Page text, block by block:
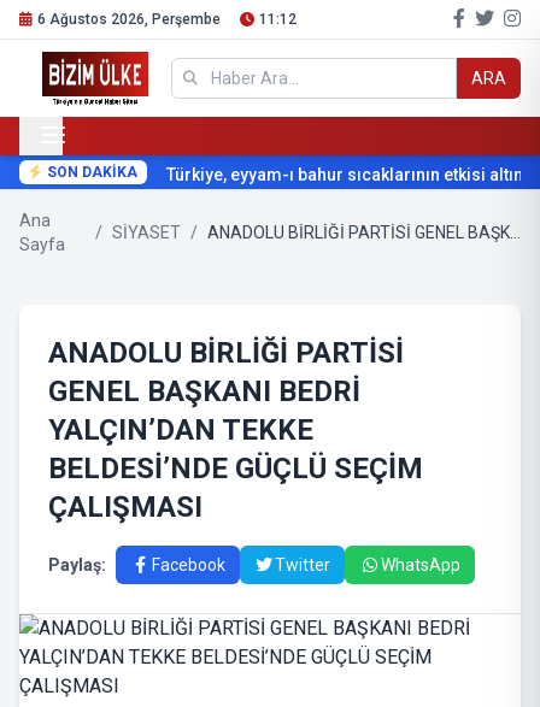
6 Ağustos 2026, Perşembe 11:12
ARA
SON DAKİKA Türkiye, eyyam-ı bahur sıcaklarının etkisi altına
Ana
Sayfa
/ SİYASET / ANADOLU BİRLİĞİ PARTİSİ GENEL BAŞKANI BEDRİ YALÇIN’DAN TEKKE BELDESİ’NDE GÜÇLÜ SEÇİM ÇALIŞMASI
ANADOLU BİRLİĞİ PARTİSİ
GENEL BAŞKANI BEDRİ
YALÇIN’DAN TEKKE
BELDESİ’NDE GÜÇLÜ SEÇİM
ÇALIŞMASI
Paylaş: Facebook Twitter WhatsApp